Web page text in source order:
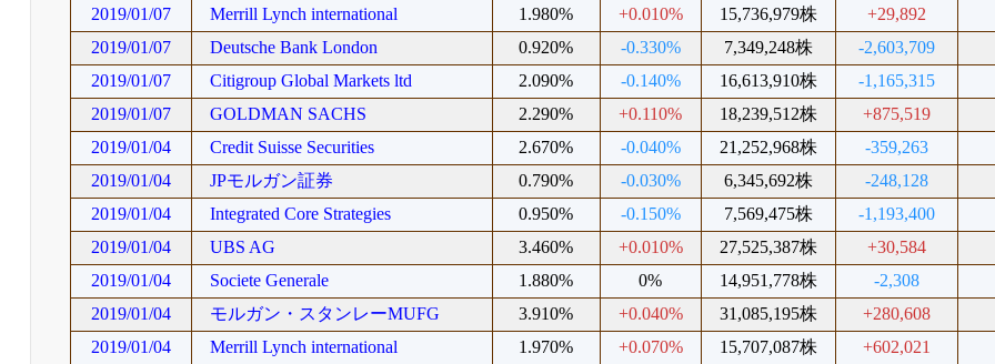
2019/01/07
Merrill Lynch international 1.980% +0.010% 15,736,979株
+29,892
2019/01/07
Deutsche Bank London 0.920% -0.330% 7,349,248株
-2,603,709
2019/01/07
Citigroup Global Markets ltd 2.090% -0.140% 16,613,910株
-1,165,315
2019/01/07
GOLDMAN SACHS 2.290% +0.110% 18,239,512株
+875,519
2019/01/04
Credit Suisse Securities 2.670% -0.040% 21,252,968株
-359,263
2019/01/04
JPモルガン証券 0.790% -0.030% 6,345,692株
-248,128
2019/01/04
Integrated Core Strategies 0.950% -0.150% 7,569,475株
-1,193,400
2019/01/04
UBS AG 3.460% +0.010% 27,525,387株
+30,584
2019/01/04
Societe Generale 1.880% 0% 14,951,778株
-2,308
2019/01/04
モルガン・スタンレーMUFG 3.910% +0.040% 31,085,195株
+280,608
2019/01/04
Merrill Lynch international 1.970% +0.070% 15,707,087株 +602,021